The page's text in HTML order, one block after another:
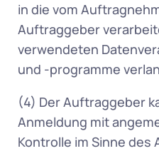
in die vom
Auftraggeber
verwendeten
und -programme
(4) Der Auftraggeber
Anmeldung mit
Kontrolle im Sinne des